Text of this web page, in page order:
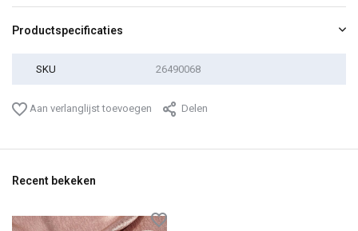
Productspecificaties
SKU 26490068
Aan verlanglijst toevoegen Delen
Recent bekeken